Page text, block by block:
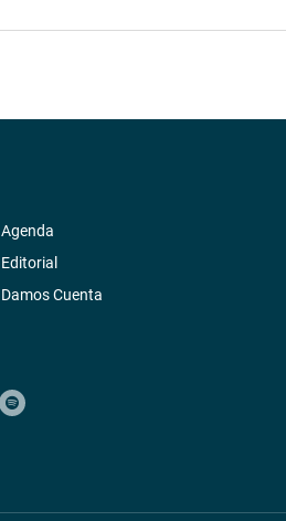
Agenda
Editorial
Damos Cuenta